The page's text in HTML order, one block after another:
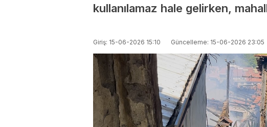
kullanılamaz hale gelirken,
Giriş: 15-06-2026 15:10 Güncelleme: 15-06-2026 23:05